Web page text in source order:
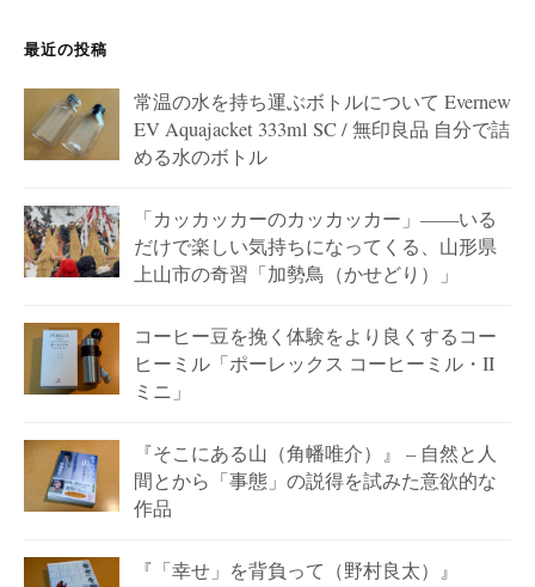
最近の投稿
常温の水を持ち運ぶボトルについて Evernew
EV Aquajacket 333ml SC / 無印良品 自分で詰
める水のボトル
「カッカッカーのカッカッカー」——いる
だけで楽しい気持ちになってくる、山形県
上山市の奇習「加勢鳥（かせどり）」
コーヒー豆を挽く体験をより良くするコー
ヒーミル「ポーレックス コーヒーミル・II
ミニ」
『そこにある山（角幡唯介）』 – 自然と人
間とから「事態」の説得を試みた意欲的な
作品
『「幸せ」を背負って（野村良太）』